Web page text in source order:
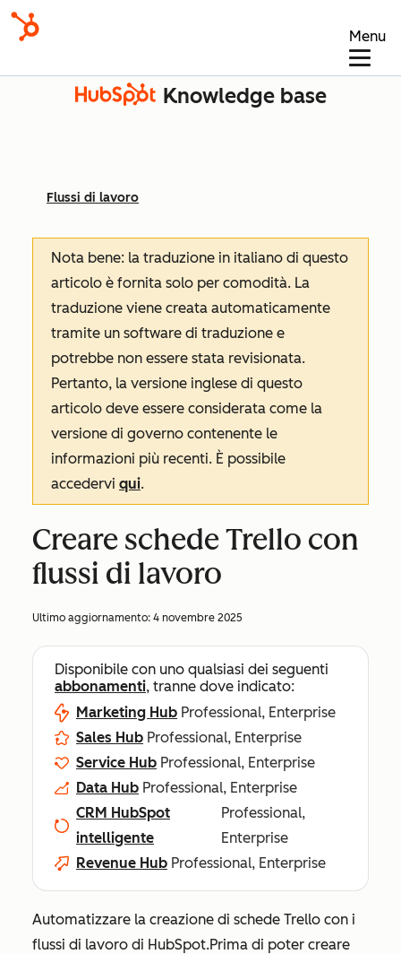
Menu
Knowledge base
Flussi di lavoro
Nota bene: la traduzione in italiano di questo
articolo è fornita solo per comodità. La
traduzione viene creata automaticamente
tramite un software di traduzione e
potrebbe non essere stata revisionata.
Pertanto, la versione inglese di questo
articolo deve essere considerata come la
versione di governo contenente le
informazioni più recenti. È possibile
accedervi qui.
Creare schede Trello con
flussi di lavoro
Ultimo aggiornamento: 4 novembre 2025
Disponibile con uno qualsiasi dei seguenti
abbonamenti, tranne dove indicato:
Marketing Hub Professional, Enterprise
Sales Hub Professional, Enterprise
Service Hub Professional, Enterprise
Data Hub Professional, Enterprise
CRM HubSpot
intelligente
Professional,
Enterprise
Revenue Hub Professional, Enterprise
Automatizzare la creazione di schede Trello con i
flussi di lavoro di HubSpot.Prima di poter creare